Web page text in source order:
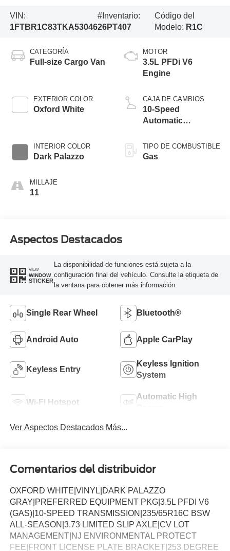
VIN:
1FTBR1C83TKA53046
#Inventario:
26PT407
Código del
Modelo: R1C
CATEGORÍA
Full-size Cargo Van
EXTERIOR COLOR
Oxford White
INTERIOR COLOR
Dark Palazzo
MILLAJE
11
MOTOR
3.5L PFDi V6
Engine
CAJA DE CAMBIOS
10-Speed
Automatic
SelectShift®
Transmission
TIPO DE COMBUSTIBLE
Gas
Aspectos Destacados
VIEW
WINDOW
STICKER
La disponibilidad de funciones está sujeta a la
configuración final del vehículo. Consulte la etiqueta de
la ventana para obtener más información.
Single Rear Wheel Bluetooth®
Android Auto Apple CarPlay
Keyless Entry
Keyless Ignition
System
Wi-Fi Hotspot
Automatic High
Ver Aspectos Destacados Más...
Comentarios del distribuidor
OXFORD WHITE|VINYL|DARK PALAZZO
GRAY|PREFERRED EQUIPMENT PKG|3.5L PFDI V6
(GAS)|10-SPEED TRANSMISSION|235/65R16C BSW
ALL-SEASON|3.73 LIMITED SLIP AXLE|CV LOT
MANAGEMENT|NJ ENVIRONMENTAL PROTECT
FEE|FRONT LICENSE PLATE BRACKET|253 DEGREE